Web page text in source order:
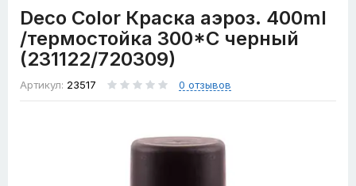
Deco Color Краска аэроз. 400ml
/термостойка 300*С черный
(231122/720309)
Артикул: 23517 0 отзывов